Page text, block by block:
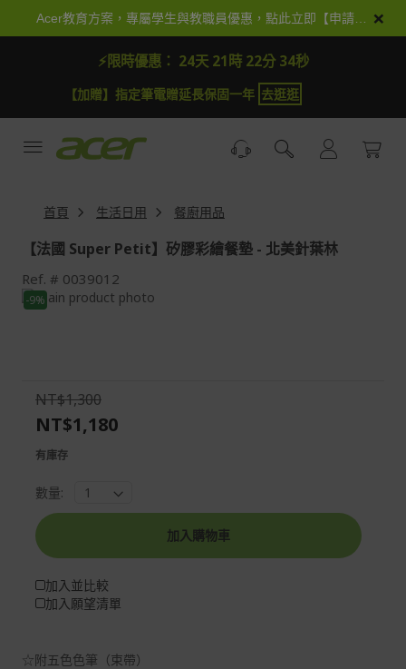
×
⚡限時優惠： 24天 21時 22分 33秒
【加贈】指定筆電贈延長保固一年 去逛逛
首頁 生活日用 餐廚用品
【法國 Super Petit】矽膠彩繪餐墊 - 北美針葉林
Ref. 0039012
Skip
to
images
gallery
-9%
Skip
the
images
☆附五色色筆（束帶）
NT$1,300
NT$1,180
有庫存
數量:
加入購物車
加入並比較
加入願望清單